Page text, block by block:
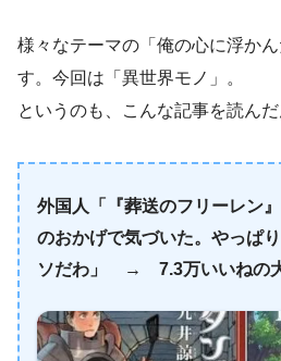
様々なテーマの「俺の心に浮か
す。今回は「異世界モノ」。
というのも、こんな記事を読んだ
外国人「『葬送のフリーレン
のおかげで気づいた。やっ
ソだわ」 → 7.3万いいねの